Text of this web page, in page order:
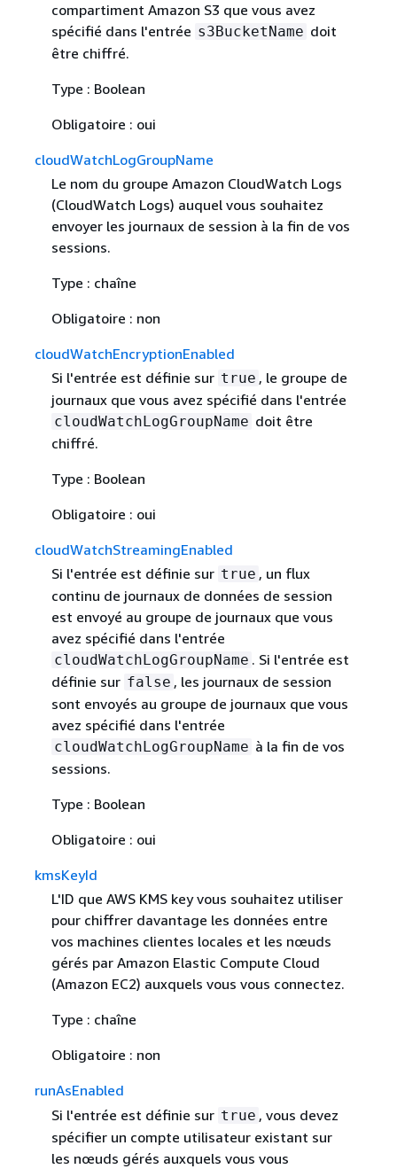
compartiment Amazon S3 que vous avez
spécifié dans l'entrée s3BucketName doit
être chiffré.
Type : Boolean
Obligatoire : oui
cloudWatchLogGroupName
Le nom du groupe Amazon CloudWatch Logs
(CloudWatch Logs) auquel vous souhaitez
envoyer les journaux de session à la fin de vos
sessions.
Type : chaîne
Obligatoire : non
cloudWatchEncryptionEnabled
Si l'entrée est définie sur true , le groupe de
journaux que vous avez spécifié dans l'entrée
cloudWatchLogGroupName doit être
chiffré.
Type : Boolean
Obligatoire : oui
cloudWatchStreamingEnabled
Si l'entrée est définie sur true , un flux
continu de journaux de données de session
est envoyé au groupe de journaux que vous
avez spécifié dans l'entrée
cloudWatchLogGroupName . Si l'entrée est
définie sur false , les journaux de session
sont envoyés au groupe de journaux que vous
avez spécifié dans l'entrée
cloudWatchLogGroupName à la fin de vos
sessions.
Type : Boolean
Obligatoire : oui
kmsKeyId
L'ID que AWS KMS key vous souhaitez utiliser
pour chiffrer davantage les données entre
vos machines clientes locales et les nœuds
gérés par Amazon Elastic Compute Cloud
(Amazon EC2) auxquels vous vous connectez.
Type : chaîne
Obligatoire : non
runAsEnabled
Si l'entrée est définie sur true , vous devez
spécifier un compte utilisateur existant sur
les nœuds gérés auxquels vous vous